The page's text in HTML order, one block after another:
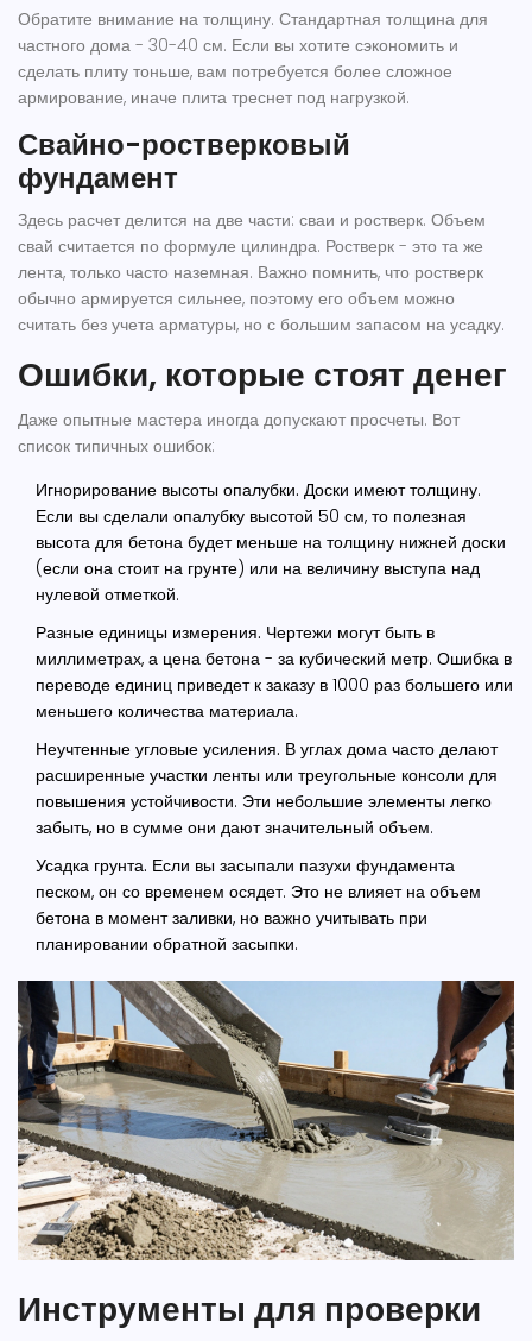
Обратите внимание на толщину. Стандартная толщина для
частного дома - 30-40 см. Если вы хотите сэкономить и
сделать плиту тоньше, вам потребуется более сложное
армирование, иначе плита треснет под нагрузкой.
Свайно-ростверковый
фундамент
Здесь расчет делится на две части: сваи и ростверк. Объем
свай считается по формуле цилиндра. Ростверк - это та же
лента, только часто наземная. Важно помнить, что ростверк
обычно армируется сильнее, поэтому его объем можно
считать без учета арматуры, но с большим запасом на усадку.
Ошибки, которые стоят денег
Даже опытные мастера иногда допускают просчеты. Вот
список типичных ошибок:
Игнорирование высоты опалубки. Доски имеют толщину.
Если вы сделали опалубку высотой 50 см, то полезная
высота для бетона будет меньше на толщину нижней доски
(если она стоит на грунте) или на величину выступа над
нулевой отметкой.
Разные единицы измерения. Чертежи могут быть в
миллиметрах, а цена бетона - за кубический метр. Ошибка в
переводе единиц приведет к заказу в 1000 раз большего или
меньшего количества материала.
Неучтенные угловые усиления. В углах дома часто делают
расширенные участки ленты или треугольные консоли для
повышения устойчивости. Эти небольшие элементы легко
забыть, но в сумме они дают значительный объем.
Усадка грунта. Если вы засыпали пазухи фундамента
песком, он со временем осядет. Это не влияет на объем
бетона в момент заливки, но важно учитывать при
планировании обратной засыпки.
Инструменты для проверки